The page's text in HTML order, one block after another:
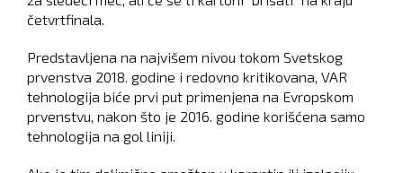
četvrtfinala.
Predstavljena na najvišem nivou tokom Svetskog
prvenstva 2018. godine i redovno kritikovana, VAR
tehnologija biće prvi put primenjena na Evropskom
prvenstvu, nakon što je 2016. godine korišćena samo
tehnologija na gol liniji.